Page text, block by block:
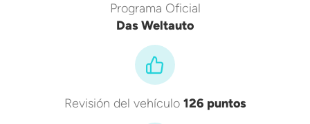
Programa Oficial
Das Weltauto
Revisión del vehículo 126 puntos